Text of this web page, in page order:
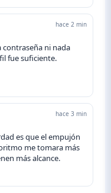
hace 2 min
ni nada
fue suficiente.
hace 3 min
es que el empujón
me tomara más
más alcance.